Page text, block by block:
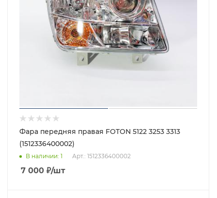
Фара передняя правая FOTON 5122 3253 3313
(1512336400002)
В наличии: 1 Арт.: 1512336400002
7 000 ₽/шт